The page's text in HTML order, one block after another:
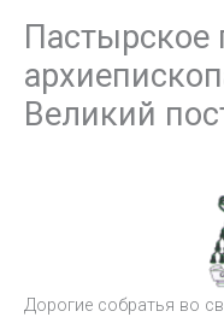
Пастырское
Великий
Дорогие собратья во